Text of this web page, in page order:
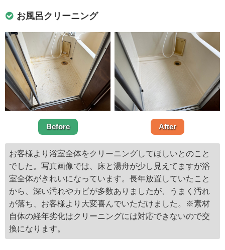
お風呂クリーニング
Before After
お客様より浴室全体をクリーニングしてほしいとのこと
でした。写真画像では、床と湯舟が少し見えてますが浴
室全体がきれいになっています。長年放置していたこと
から、深い汚れやカビが多数ありましたが、うまく汚れ
が落ち、お客様より大変喜んでいただけました。※素材
自体の経年劣化はクリーニングには対応できないので交
換になります。